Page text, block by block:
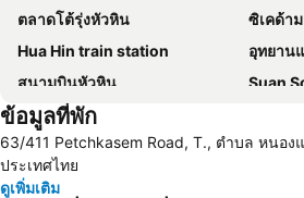
ตลาดโต้รุ่งหัวหิน
ซิเคด้า
Hua Hin train station
อุทยาน
สนามบินหัวหิน
Suan
สนามกอล์ฟ ปาล์ม ฮิลล์ กอล์ฟ รีสอร์ท แอนด์ คันทรีคลับ
Premium Outlet Cha-am
ไร่องุ่น
ข้อมูลที่พัก
63/411 Petchkasem Road, T., ตำบล หนอง
ประเทศไทย
ดูเพิ่มเติม